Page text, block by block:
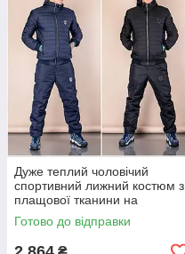
Дуже теплий чоловічий
спортивний лижний костюм з
плащової тканини на
повністю на овчині батал
Готово до відправки